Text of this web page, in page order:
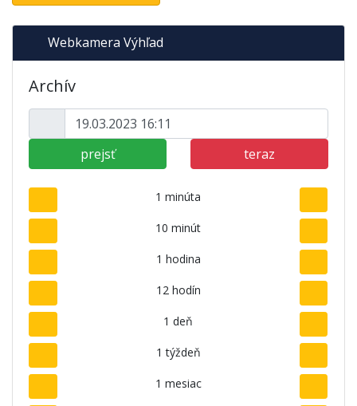
Webkamera Výhľad
Archív
prejsť teraz
1 minúta
10 minút
1 hodina
12 hodín
1 deň
1 týždeň
1 mesiac